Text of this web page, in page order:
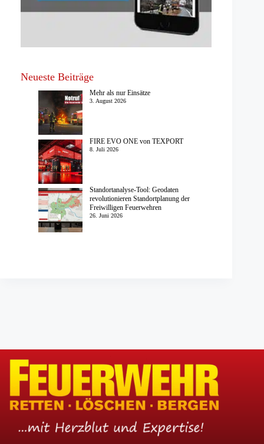
Neueste Beiträge
Mehr als nur Einsätze
3. August 2026
FIRE EVO ONE von TEXPORT
8. Juli 2026
Standortanalyse-Tool: Geodaten
revolutionieren Standortplanung der
Freiwilligen Feuerwehren
26. Juni 2026